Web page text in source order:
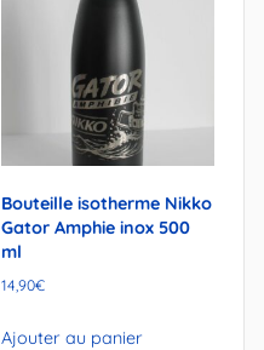
Bouteille isotherme Nikko
Gator Amphie inox 500
ml
14,90€
Ajouter au panier